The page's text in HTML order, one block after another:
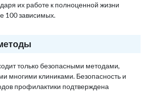
их работе к полноценной жизни
100 зависимых.
только безопасными методами,
многими клиниками. Безопасность и
профилактики подтверждена